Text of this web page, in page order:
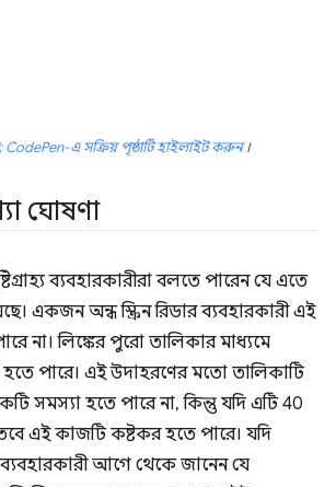
CodePen-এ সক্রিয় পৃষ্ঠাটি হাইলাইট করুন।
ঘোষণা
ব্যবহারকারীরা বলতে পারেন যে এতে
একজন অন্ধ স্ক্রিন রিডার ব্যবহারকারী এই
না। লিঙ্কের পুরো তালিকার মাধ্যমে
পারে। এই উদাহরণের মতো তালিকাটি
সমস্যা হতে পারে না, কিন্তু যদি এটি 40
এই কাজটি কষ্টকর হতে পারে। যদি
ব্যবহারকারী আগে থেকে জানেন যে